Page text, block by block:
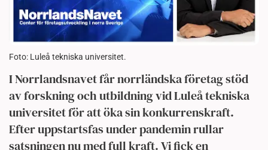
Foto: Luleå tekniska universitet.
I Norrlandsnavet får norrländska företag stöd
av forskning och utbildning vid Luleå tekniska
universitet för att öka sin konkurrenskraft.
Efter uppstartsfas under pandemin rullar
satsningen nu med full kraft. Vi fick en